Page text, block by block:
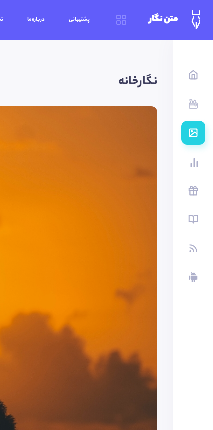
متن نگار پشتیبانی درباره‌ما
نگارخانه